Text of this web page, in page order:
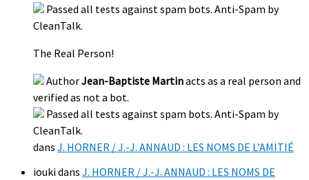
Passed all tests against spam bots. Anti-Spam by
CleanTalk.
The Real Person!
AuthorJean-Baptiste Martinacts as a real person and
verified as not a bot.
Passed all tests against spam bots. Anti-Spam by
CleanTalk.
dans J. HORNER / J.-J. ANNAUD : LES NOMS DE L’AMITIÉ
ioukidans J. HORNER / J.-J. ANNAUD : LES NOMS DE